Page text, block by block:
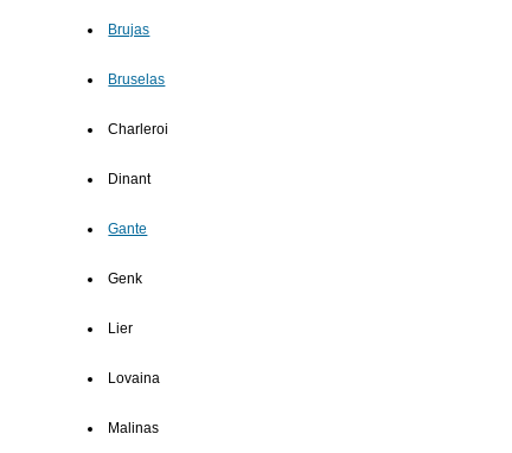
Brujas
Bruselas
Charleroi
Dinant
Gante
Genk
Lier
Lovaina
Malinas